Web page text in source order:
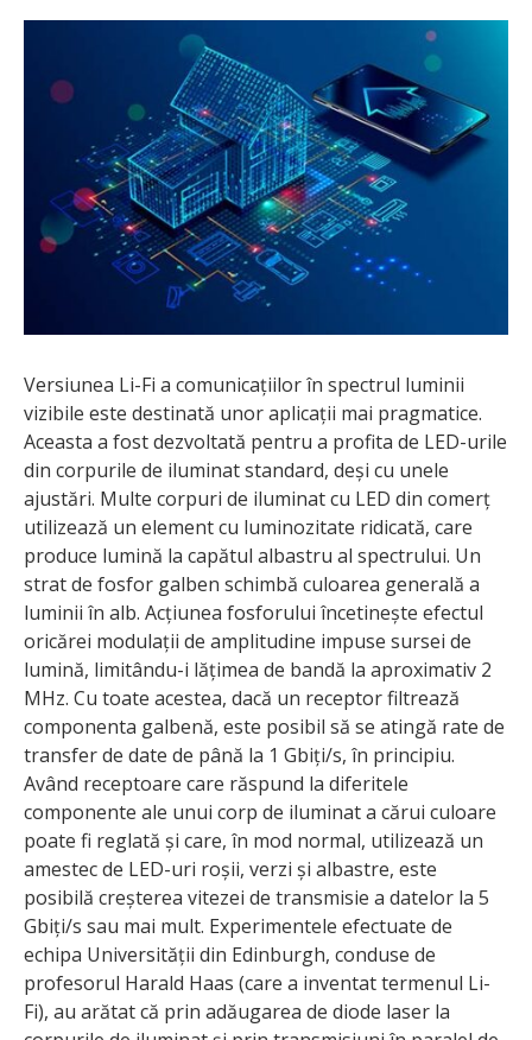
Versiunea Li-Fi a comunicațiilor în spectrul luminii
vizibile este destinată unor aplicații mai pragmatice.
Aceasta a fost dezvoltată pentru a profita de LED-urile
din corpurile de iluminat standard, deși cu unele
ajustări. Multe corpuri de iluminat cu LED din comerț
utilizează un element cu luminozitate ridicată, care
produce lumină la capătul albastru al spectrului. Un
strat de fosfor galben schimbă culoarea generală a
luminii în alb. Acțiunea fosforului încetinește efectul
oricărei modulații de amplitudine impuse sursei de
lumină, limitându-i lățimea de bandă la aproximativ 2
MHz. Cu toate acestea, dacă un receptor filtrează
componenta galbenă, este posibil să se atingă rate de
transfer de date de până la 1 Gbiți/s, în principiu.
Având receptoare care răspund la diferitele
componente ale unui corp de iluminat a cărui culoare
poate fi reglată și care, în mod normal, utilizează un
amestec de LED-uri roșii, verzi și albastre, este
posibilă creșterea vitezei de transmisie a datelor la 5
Gbiți/s sau mai mult. Experimentele efectuate de
echipa Universității din Edinburgh, conduse de
profesorul Harald Haas (care a inventat termenul Li-
Fi), au arătat că prin adăugarea de diode laser la